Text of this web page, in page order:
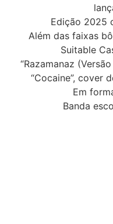
Edição 2025
Além das faixas
Suitable
“Razamanaz
“Cocaine”, cover
Em
Banda